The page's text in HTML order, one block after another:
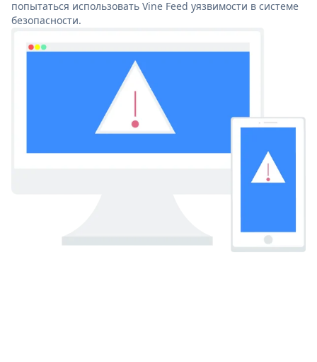
попытаться использовать Vine Feed уязвимости в системе
безопасности.